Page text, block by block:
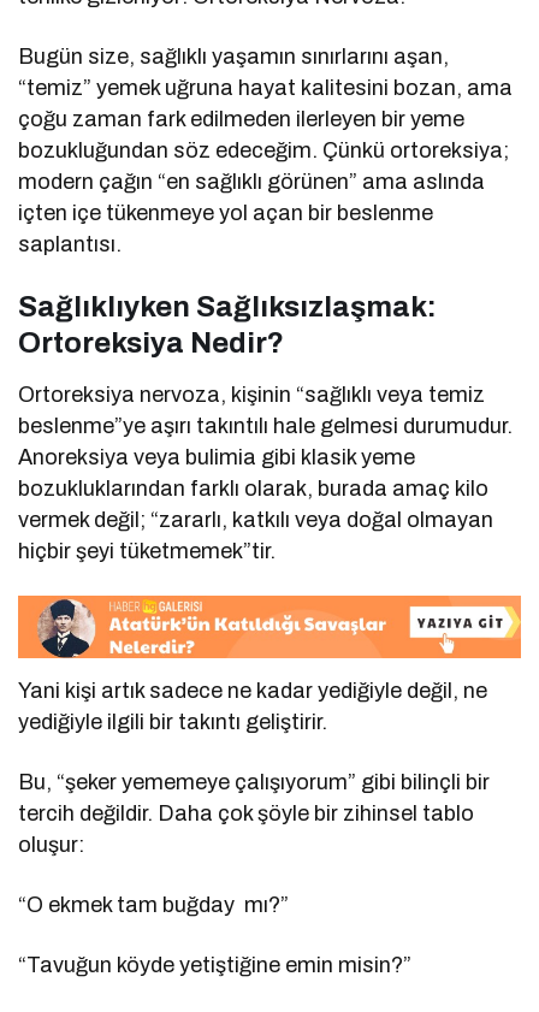
Bugün size, sağlıklı yaşamın sınırlarını aşan,
“temiz” yemek uğruna hayat kalitesini bozan, ama
çoğu zaman fark edilmeden ilerleyen bir yeme
bozukluğundan söz edeceğim. Çünkü ortoreksiya;
modern çağın “en sağlıklı görünen” ama aslında
içten içe tükenmeye yol açan bir beslenme
saplantısı.
Sağlıklıyken Sağlıksızlaşmak:
Ortoreksiya Nedir?
Ortoreksiya nervoza, kişinin “sağlıklı veya temiz
beslenme”ye aşırı takıntılı hale gelmesi durumudur.
Anoreksiya veya bulimia gibi klasik yeme
bozukluklarından farklı olarak, burada amaç kilo
vermek değil; “zararlı, katkılı veya doğal olmayan
hiçbir şeyi tüketmemek”tir.
Yani kişi artık sadece ne kadar yediğiyle değil, ne
yediğiyle ilgili bir takıntı geliştirir.
Bu, “şeker yememeye çalışıyorum” gibi bilinçli bir
tercih değildir. Daha çok şöyle bir zihinsel tablo
oluşur:
“O ekmek tam buğday mı?”
“Tavuğun köyde yetiştiğine emin misin?”